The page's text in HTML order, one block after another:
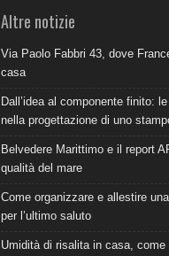
Altre notizie
Via Paolo Fabbri 43, dove
casa
Dall’idea al componente finito:
nella progettazione di uno
Belvedere Marittimo e il report
qualità del mare
Come organizzare e allestire
per l’ultimo saluto
Umidità di risalita in casa, come